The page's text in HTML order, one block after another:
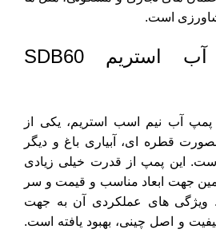
است.
کاربرد پمپ آب استریم SDB60
آب نیم اسب استریم، یکی از
قطره ای، آبیاری باغ و دیگر
این پمپ از قدرت خیلی زیادی
جهت ابعاد مناسب و قیمت و سر
ویژگی های عملکردی آن به جهت
و اصل چینی، بهبود یافته است.